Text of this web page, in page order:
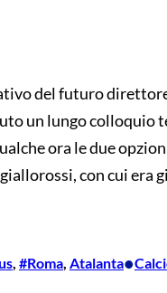
del futuro
un lungo colloquio
ora le due
con cui era
, #Roma, Atalanta•